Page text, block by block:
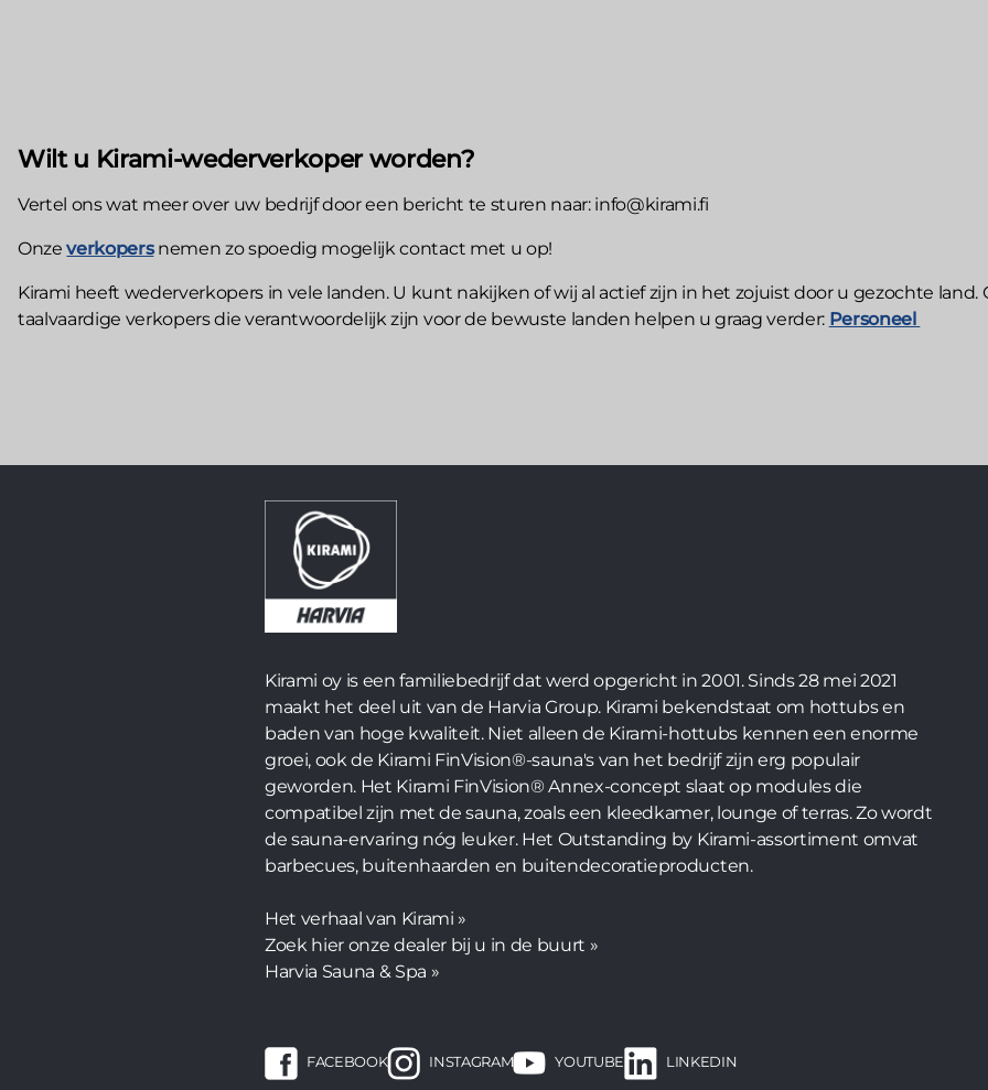
Wilt u Kirami-wederverkoper worden?
Vertel ons wat meer over uw bedrijf door een bericht te sturen naar: info@kirami.fi
Onzeverkopersnemen zo spoedig mogelijk contact met u op!
Kirami heeft wederverkopers in vele landen. U kunt nakijken of wij al actief zijn in het zojuist door u gezochte land.
taalvaardige verkopers die verantwoordelijk zijn voor de bewuste landen helpen u graag verder: Personeel
Kirami oy is een familiebedrijf dat werd opgericht in 2001. Sinds 28 mei 2021
maakt het deel uit van de Harvia Group. Kirami bekendstaat om hottubs en
baden van hoge kwaliteit. Niet alleen de Kirami-hottubs kennen een enorme
groei, ook de Kirami FinVision®-sauna's van het bedrijf zijn erg populair
geworden. Het Kirami FinVision® Annex-concept slaat op modules die
compatibel zijn met de sauna, zoals een kleedkamer, lounge of terras. Zo wordt
de sauna-ervaring nóg leuker. Het Outstanding by Kirami-assortiment omvat
barbecues, buitenhaarden en buitendecoratieproducten.
Het verhaal van Kirami »
Zoek hier onze dealer bij u in de buurt »
Harvia Sauna & Spa »
FACEBOOK INSTAGRAM YOUTUBE LINKEDIN